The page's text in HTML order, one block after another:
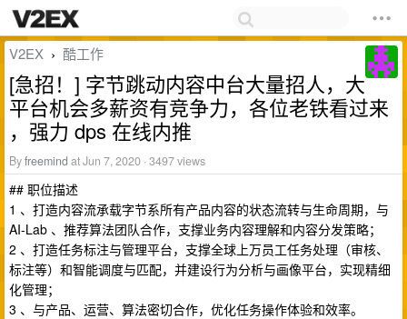
V2EX › 酷工作
[急招！] 字节跳动内容中台大量招人，大
平台机会多薪资有竞争力，各位老铁看过来
，强力 dps 在线内推
Byfreemind at Jun 7, 2020 · 3497 views
## 职位描述
1 、打造内容流承载字节系所有产品内容的状态流转与生命周期，与
AI-Lab 、推荐算法团队合作，支撑业务内容理解和内容分发策略；
2 、打造任务标注与管理平台，支撑全球上万员工任务处理（审核、
标注等）和智能调度与匹配，并建设行为分析与画像平台，实现精细
化管理；
3 、与产品、运营、算法密切合作，优化任务操作体验和效率。